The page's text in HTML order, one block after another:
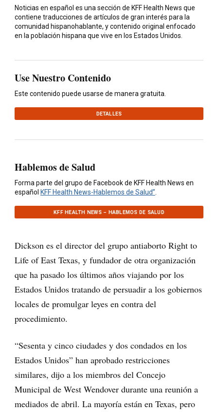
Noticias en español es una sección de KFF Health News que
contiene traducciones de artículos de gran interés para la
comunidad hispanohablante, y contenido original enfocado
en la población hispana que vive en los Estados Unidos.
Use Nuestro Contenido
Este contenido puede usarse de manera gratuita.
DETALLES
Hablemos de Salud
Forma parte del grupo de Facebook de KFF Health News en
español KFF Health News-Hablemos de Salud”.
KFF HEALTH NEWS – HABLEMOS DE SALUD
Dickson es el director del grupo antiaborto Right to
Life of East Texas, y fundador de otra organización
que ha pasado los últimos años viajando por los
Estados Unidos tratando de persuadir a los gobiernos
locales de promulgar leyes en contra del
procedimiento.
“Sesenta y cinco ciudades y dos condados en los
Estados Unidos” han aprobado restricciones
similares, dijo a los miembros del Concejo
Municipal de West Wendover durante una reunión a
mediados de abril. La mayoría están en Texas, pero